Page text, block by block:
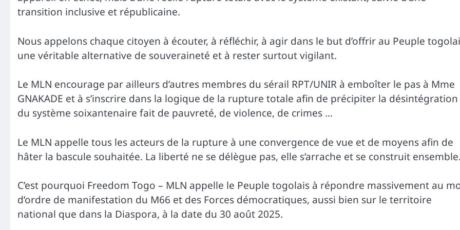
transition inclusive et républicaine.
Nous appelons chaque citoyen à écouter, à réfléchir, à agir dans le but d’offrir au Peuple
une véritable alternative de souveraineté et à rester surtout vigilant.
Le MLN encourage par ailleurs d’autres membres du sérail RPT/UNIR à emboîter le pas à Mme
GNAKADE et à s’inscrire dans la logique de la rupture totale afin de précipiter la désintégration
du système soixantenaire fait de pauvreté, de violence, de crimes …
Le MLN appelle tous les acteurs de la rupture à une convergence de vue et de moyens afin de
hâter la bascule souhaitée. La liberté ne se délègue pas, elle s’arrache et se construit ensemble.
C’est pourquoi Freedom Togo – MLN appelle le Peuple togolais à répondre massivement au
d’ordre de manifestation du M66 et des Forces démocratiques, aussi bien sur le territoire
national que dans la Diaspora, à la date du 30 août 2025.